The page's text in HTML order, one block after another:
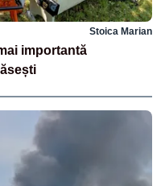
Stoica Marian
importantă